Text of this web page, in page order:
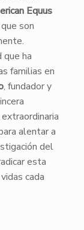
Equus
son
que ha
familias en
, fundador y
alentar a
del
esta
cada